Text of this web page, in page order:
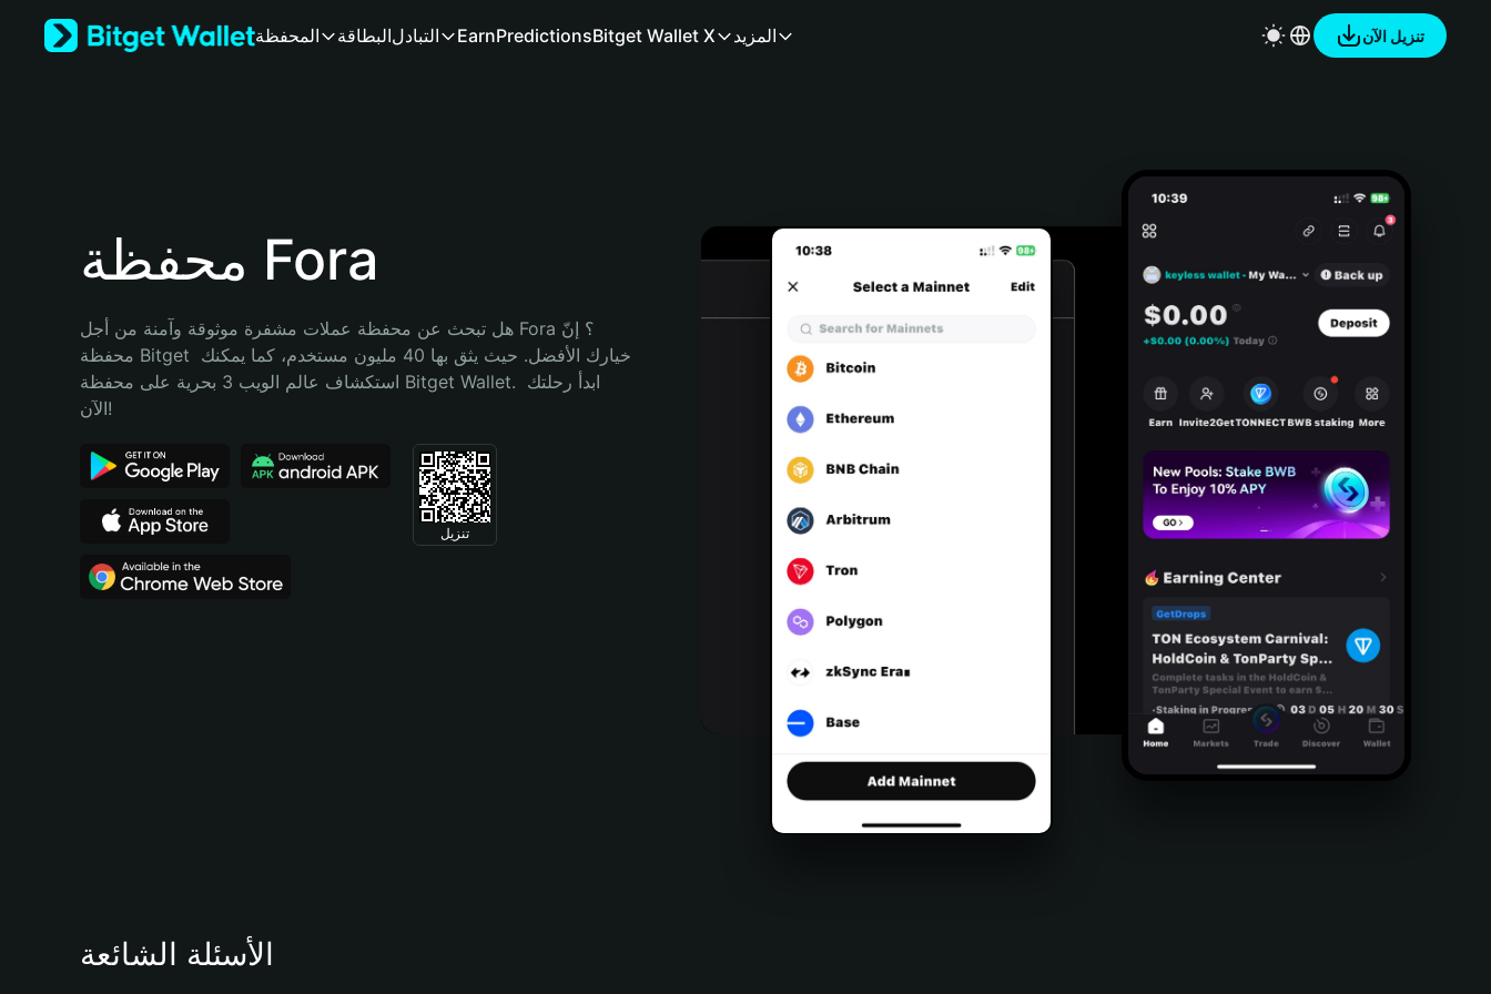
Bahasa Indonesia
Português (Brasil)
المحفظة البطاقةالتبادل EarnPredictionsBitget Wallet X المزيد تنزيل الآن
محفظة Fora
هل تبحث عن محفظة عملات مشفرة موثوقة وآمنة من أجل Fora؟ إنّ
محفظة Bitget خيارك الأفضل. حيث يثق بها 40 مليون مستخدم، كما يمكنك
استكشاف عالم الويب 3 بحرية على محفظة Bitget Wallet. ابدأ رحلتك
الآن!
تنزيل
الأسئلة الشائعة